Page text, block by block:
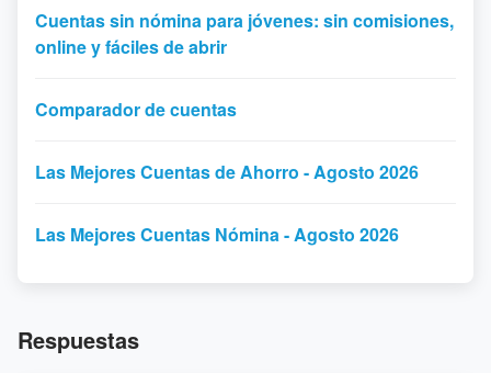
Cuentas sin nómina para jóvenes: sin comisiones,
online y fáciles de abrir
Comparador de cuentas
Las Mejores Cuentas de Ahorro - Agosto 2026
Las Mejores Cuentas Nómina - Agosto 2026
Respuestas